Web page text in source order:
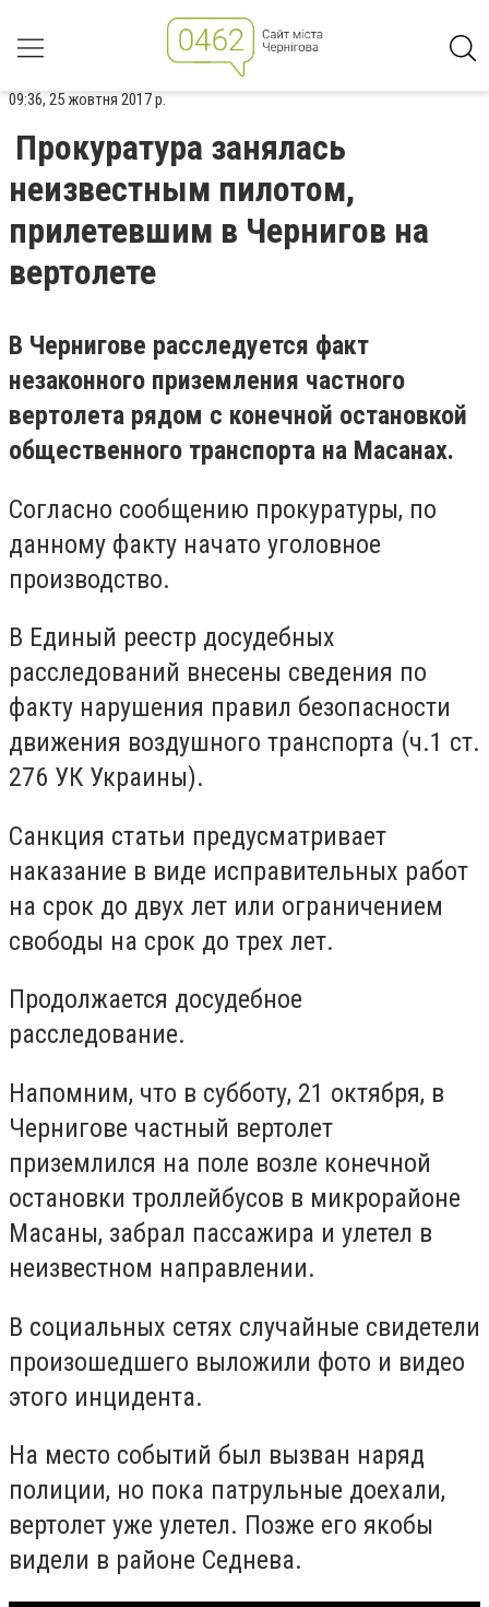
09:36, 25 жовтня 2017 р.
Прокуратура занялась
неизвестным пилотом,
прилетевшим в Чернигов на
вертолете
В Чернигове расследуется факт
незаконного приземления частного
вертолета рядом с конечной остановкой
общественного транспорта на Масанах.
Согласно сообщению прокуратуры, по
данному факту начато уголовное
производство.
В Единый реестр досудебных
расследований внесены сведения по
факту нарушения правил безопасности
движения воздушного транспорта (ч.1 ст.
276 УК Украины).
Санкция статьи предусматривает
наказание в виде исправительных работ
на срок до двух лет или ограничением
свободы на срок до трех лет.
Продолжается досудебное
расследование.
Напомним, что в субботу, 21 октября, в
Чернигове частный вертолет
приземлился на поле возле конечной
остановки троллейбусов в микрорайоне
Масаны, забрал пассажира и улетел в
неизвестном направлении.
В социальных сетях случайные свидетели
произошедшего выложили фото и видео
этого инцидента.
На место событий был вызван наряд
полиции, но пока патрульные доехали,
вертолет уже улетел. Позже его якобы
видели в районе Седнева.